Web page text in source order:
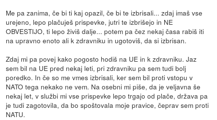
Me pa zanima, če bi ti kaj opazil, če bi te izbrisali... zdaj imaš vse
urejeno, lepo plačuješ prispevke, jutri te izbrišejo in NE
OBVESTIJO, ti lepo živiš dalje... potem pa čez nekaj časa rabiš iti
na upravno enoto ali k zdravniku in ugotoviš, da si izbrisan.
Zdaj mi pa povej kako pogosto hodiš na UE in k zdravniku. Jaz
sem bil na UE pred nekaj leti, pri zdravniku pa sem tudi bolj
poredko. In če so me vmes izbrisali, ker sem bil proti vstopu v
NATO tega nekako ne vem. Na osebni mi piše, da je veljavna še
nekaj let, v službi mi vse prispevke lepo trgajo od plače, država pa
je tudi zagotovila, da bo spoštovala moje pravice, čeprav sem proti
NATU.